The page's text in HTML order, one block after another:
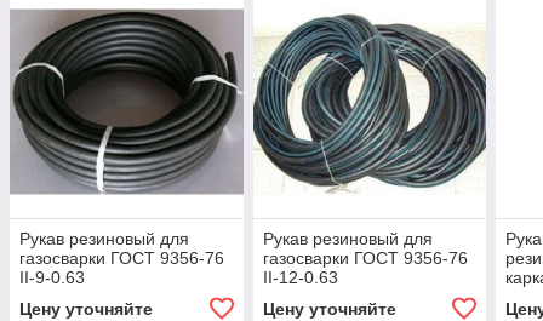
Рукав резиновый для
газосварки ГОСТ 9356-76
II-9-0.63
Цену уточняйте
Рукав резиновый для
газосварки ГОСТ 9356-76
II-12-0.63
Цену уточняйте